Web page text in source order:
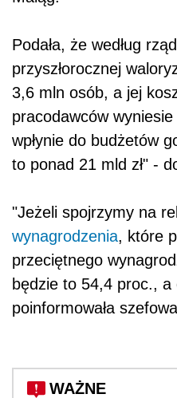
Podała, że według
przyszłorocznej
3,6 mln osób, a jej
pracodawców
wpłynie do budżetów
to ponad 21 mld zł" -
"Jeżeli spojrzymy na
wynagrodzenia, które
przeciętnego
będzie to 54,4 proc.,
poinformowała
WAŻNE